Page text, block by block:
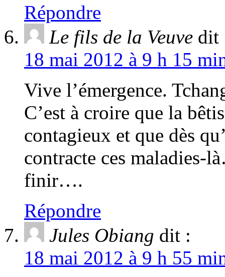
Répondre
Le fils de la Veuve dit
18 mai 2012 à 9 h 15
Vive l’émergence.
C’est à croire que la
contagieux et que dès
contracte ces
finir….
Répondre
Jules Obiang dit :
18 mai 2012 à 9 h 55